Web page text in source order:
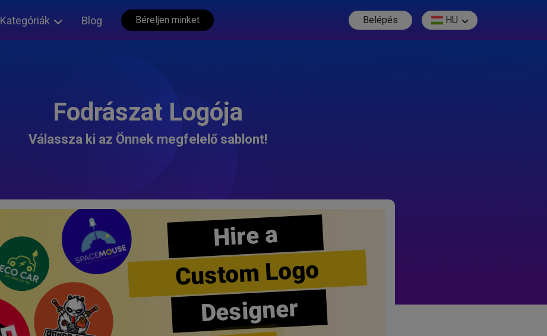
Kategóriák Blog Béreljen minket Belépés HU
Fodrászat Logója
Válassza ki az Önnek megfelelő sablont!
Hire a
Custom Logo
Designer